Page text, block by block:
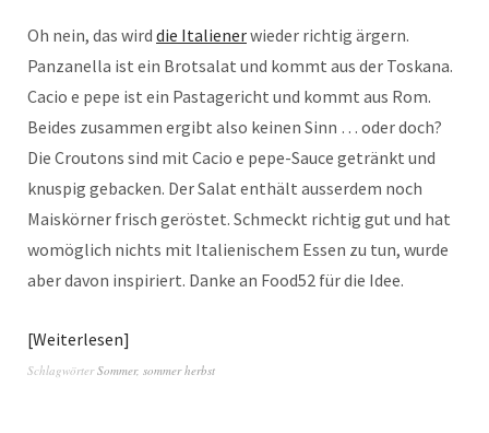
Oh nein, das wird die Italienerwieder richtig ärgern.
Panzanella ist ein Brotsalat und kommt aus der Toskana.
Cacio e pepe ist ein Pastagericht und kommt aus Rom.
Beides zusammen ergibt also keinen Sinn … oder doch?
Die Croutons sind mit Cacio e pepe-Sauce getränkt und
knuspig gebacken. Der Salat enthält ausserdem noch
Maiskörner frisch geröstet. Schmeckt richtig gut und hat
womöglich nichts mit Italienischem Essen zu tun, wurde
aber davon inspiriert. Danke an Food52 für die Idee.
Weiterlesen
SchlagwörterSommer, sommer herbst